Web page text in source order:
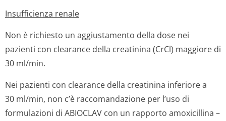
Insufficienza renale
Non è richiesto un aggiustamento della dose nei
pazienti con clearance della creatinina (CrCl) maggiore di
30 ml/min.
Nei pazienti con clearance della creatinina inferiore a
30 ml/min, non c’è raccomandazione per l’uso di
formulazioni di ABIOCLAV con un rapporto amoxicillina –